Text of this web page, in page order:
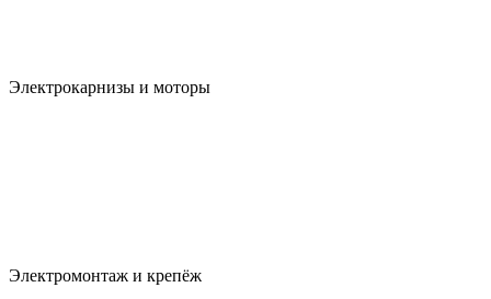
Электрокарнизы и моторы
Электромонтаж и крепёж